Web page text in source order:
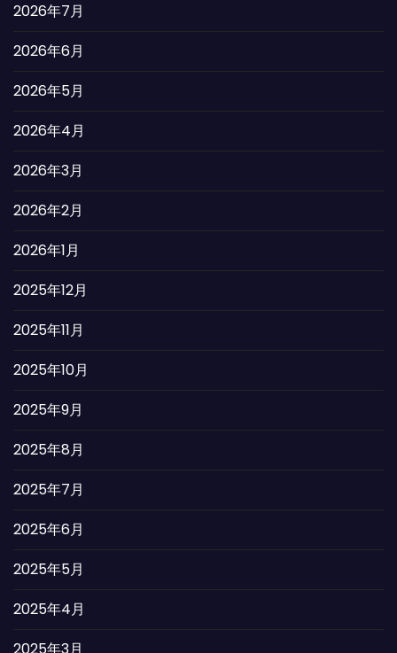
2026年7月
2026年6月
2026年5月
2026年4月
2026年3月
2026年2月
2026年1月
2025年12月
2025年11月
2025年10月
2025年9月
2025年8月
2025年7月
2025年6月
2025年5月
2025年4月